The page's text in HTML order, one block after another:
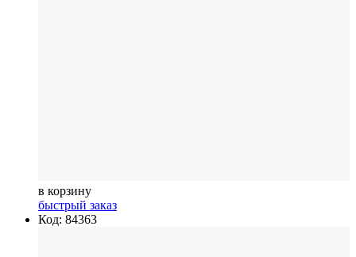
в корзину
быстрый заказ
Код: 84363